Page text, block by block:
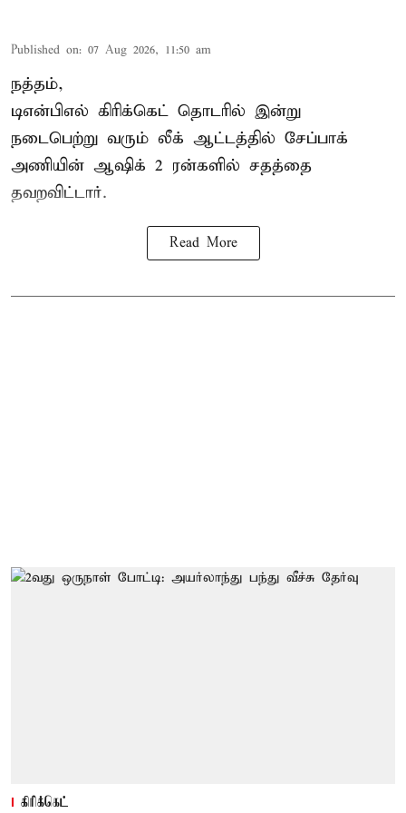
Published on: 07 Aug 2026, 11:50 am
நத்தம்,
டிஎன்பிஎல் கிரிக்கெட் தொடரில் இன்று
நடைபெற்று வரும் லீக் ஆட்டத்தில் சேப்பாக்
அணியின் ஆஷிக் 2 ரன்களில் சதத்தை
தவறவிட்டார்.
Read More
கிரிக்கெட்